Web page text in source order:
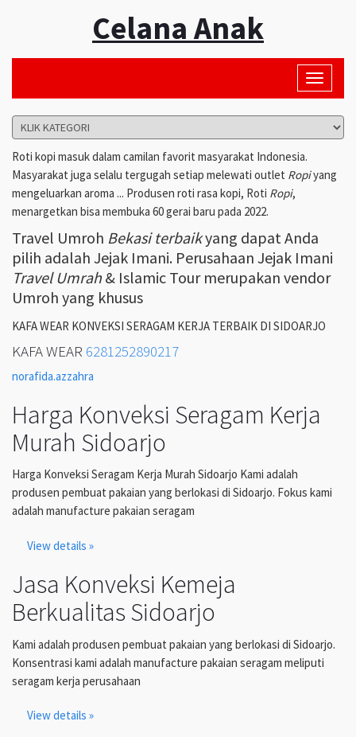
Celana Anak
Toggle
Roti kopi masuk dalam camilan favorit masyarakat Indonesia.
Masyarakat juga selalu tergugah setiap melewati outlet Ropiyang
mengeluarkan aroma ... Produsen roti rasa kopi, Roti Ropi,
menargetkan bisa membuka 60 gerai baru pada 2022.
Travel Umroh Bekasi terbaikyang dapat Anda
pilih adalah Jejak Imani. Perusahaan Jejak Imani
Travel Umrah& Islamic Tour merupakan vendor
Umroh yang khusus
KAFA WEAR KONVEKSI SERAGAM KERJA TERBAIK DI SIDOARJO
KAFA WEAR 6281252890217
norafida.azzahra
Harga Konveksi Seragam Kerja
Murah Sidoarjo
Harga Konveksi Seragam Kerja Murah Sidoarjo Kami adalah
produsen pembuat pakaian yang berlokasi di Sidoarjo. Fokus kami
adalah manufacture pakaian seragam
View details »
Jasa Konveksi Kemeja
Berkualitas Sidoarjo
Kami adalah produsen pembuat pakaian yang berlokasi di Sidoarjo.
Konsentrasi kami adalah manufacture pakaian seragam meliputi
seragam kerja perusahaan
View details »